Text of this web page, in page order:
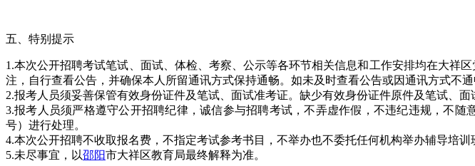
五、特别提示
1.本次公开招聘考试笔试、面试、体检、考察、公示等各环节相关信息和工作安排均在大祥
注，自行查看公告，并确保本人所留通讯方式保持通畅。如未及时查看公告或因通讯方式不
2.报考人员须妥善保管有效身份证件及笔试、面试准考证。缺少有效身份证件原件及笔试、面
3.报考人员须严格遵守公开招聘纪律，诚信参与招聘考试，不弄虚作假，不违纪违规，不
号）进行处理。
4.本次公开招聘不收取报名费，不指定考试参考书目，不举办也不委托任何机构举办辅导培训
5.未尽事宜，以邵阳市大祥区教育局最终解释为准。